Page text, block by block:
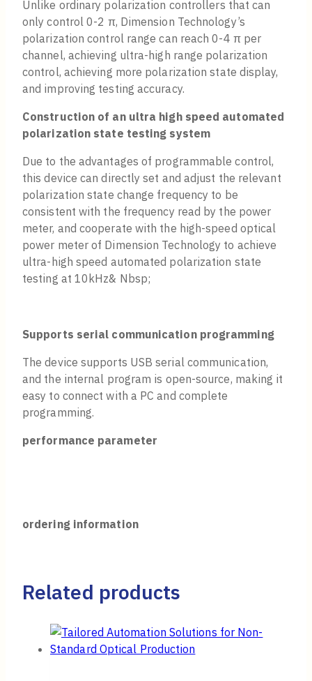
Unlike ordinary polarization controllers that can
only control 0-2 π, Dimension Technology’s
polarization control range can reach 0-4 π per
channel, achieving ultra-high range polarization
control, achieving more polarization state display,
and improving testing accuracy.
Construction of an ultra high speed automated
polarization state testing system
Due to the advantages of programmable control,
this device can directly set and adjust the relevant
polarization state change frequency to be
consistent with the frequency read by the power
meter, and cooperate with the high-speed optical
power meter of Dimension Technology to achieve
ultra-high speed automated polarization state
testing at 10kHz& Nbsp;
Supports serial communication programming
The device supports USB serial communication,
and the internal program is open-source, making it
easy to connect with a PC and complete
programming.
performance parameter
ordering information
Related products